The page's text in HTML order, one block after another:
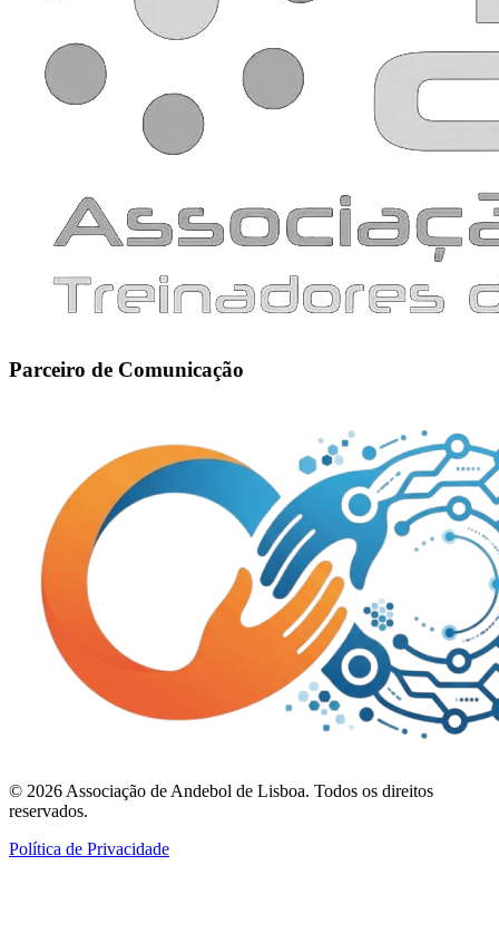
Parceiro de Comunicação
© 2026 Associação de Andebol de Lisboa. Todos os direitos
reservados.
Política de Privacidade